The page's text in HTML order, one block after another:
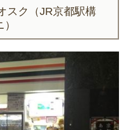
ク（JR京都駅構